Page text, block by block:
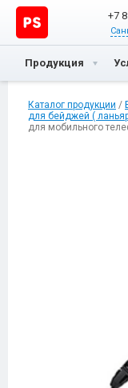
+7
Продукция
Каталог продукции /
для бейджей (
для мобильного